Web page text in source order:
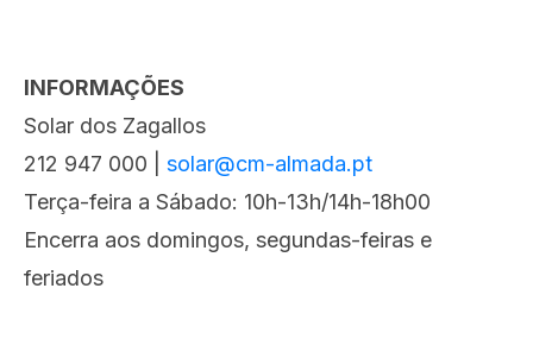
INFORMAÇÕES
Solar dos Zagallos
212 947 000 | solar@cm-almada.pt
Terça-feira a Sábado: 10h-13h/14h-18h00
Encerra aos domingos, segundas-feiras e
feriados